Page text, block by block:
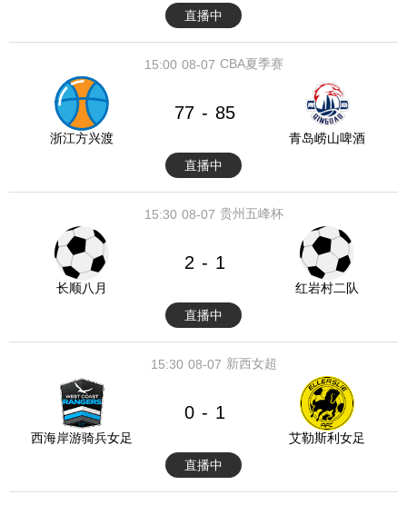
直播中
08-07
15:00 CBA夏季赛
浙江方兴渡
77 - 85
青岛崂山啤酒
直播中
08-07
15:30 贵州五峰杯
长顺八月
2 - 1
红岩村二队
直播中
08-07
15:30 新西女超
西海岸游骑兵女足
0 - 1
艾勒斯利女足
直播中